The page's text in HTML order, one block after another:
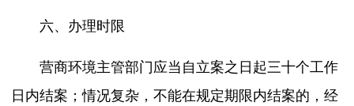
六、办理时限
营商环境主管部门应当自立案之日起三十个工作
日内结案；情况复杂，不能在规定期限内结案的，经